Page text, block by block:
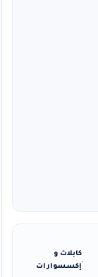
,
كابلات و
إكسسوارات